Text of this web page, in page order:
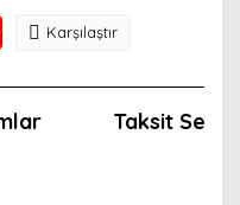
Karşılaştır
Taksit